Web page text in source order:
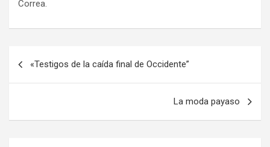
Correa.
«Testigos de la caída final de Occidente”
La moda payaso